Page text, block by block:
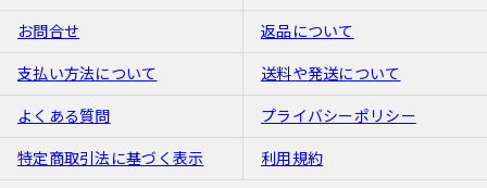
お問合せ 返品について
支払い方法について 送料や発送について
よくある質問 プライバシーポリシー
特定商取引法に基づく表示 利用規約